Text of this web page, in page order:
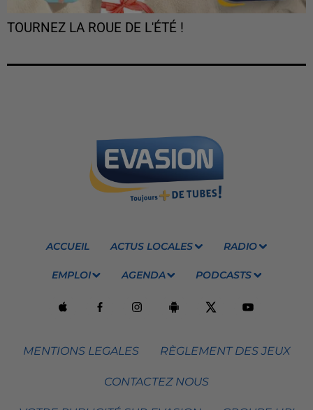
TOURNEZ LA ROUE DE L'ÉTÉ !
ACCUEIL ACTUS LOCALES RADIO
EMPLOI AGENDA PODCASTS
MENTIONS LEGALES RÈGLEMENT DES JEUX
CONTACTEZ NOUS